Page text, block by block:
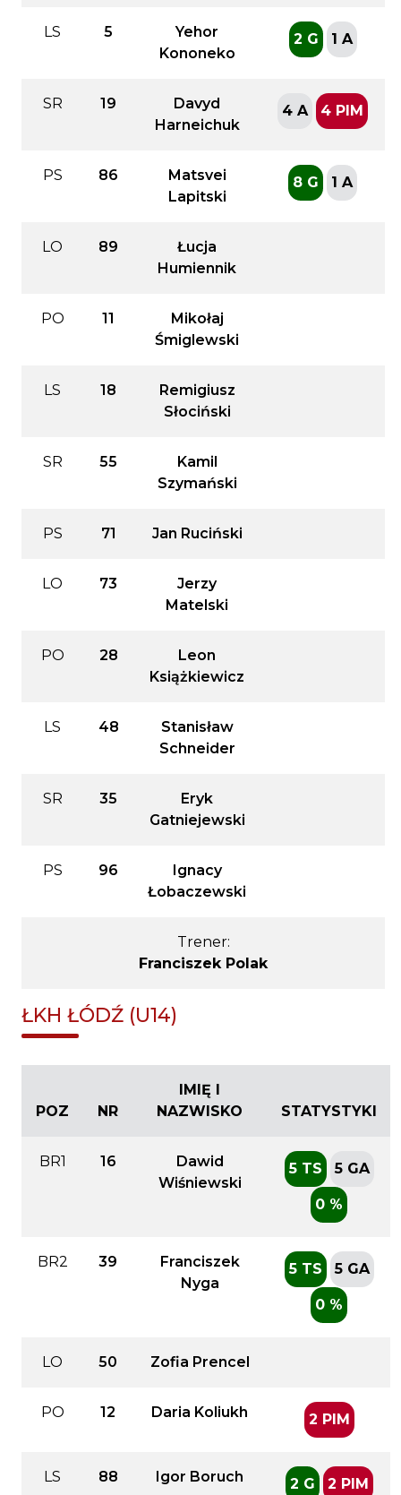
LS 5
Yehor
Kononeko
2 G 1 A
SR 19
Davyd
Harneichuk
4 A 4 PIM
PS 86
Matsvei
Lapitski
8 G 1 A
LO 89
Łucja
Humiennik
PO 11
Mikołaj
Śmiglewski
LS 18
Remigiusz
Słociński
SR 55
Kamil
Szymański
PS 71 Jan Ruciński
LO 73
Jerzy
Matelski
PO 28
Leon
Książkiewicz
LS 48
Stanisław
Schneider
SR 35
Eryk
Gatniejewski
PS 96
Ignacy
Łobaczewski
Trener:
Franciszek Polak
ŁKH ŁÓDŹ (U14)
POZ NR
IMIĘ I
NAZWISKO
STATYSTYKI
BR1 16
Dawid
Wiśniewski
5 TS 5 GA
0 %
BR2 39
Franciszek
Nyga
5 TS 5 GA
0 %
LO 50 Zofia Prencel
PO 12 Daria Koliukh 2 PIM
LS 88 Igor Boruch 2 G 2 PIM